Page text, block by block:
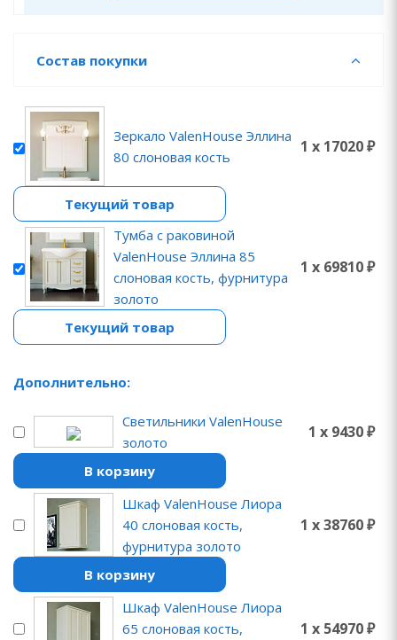
Состав покупки
Зеркало ValenHouse Эллина
80 слоновая кость
1 x 17020 ₽
Текущий товар
Тумба с раковиной
ValenHouse Эллина 85
слоновая кость, фурнитура
золото
1 x 69810 ₽
Текущий товар
Дополнительно:
Светильники ValenHouse
золото
1 x 9430 ₽
В корзину
Шкаф ValenHouse Лиора
40 слоновая кость,
фурнитура золото
1 x 38760 ₽
В корзину
Шкаф ValenHouse Лиора
65 слоновая кость,
1 x 54970 ₽